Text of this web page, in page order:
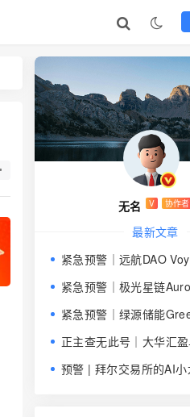
无名 V 协作者
最新文章